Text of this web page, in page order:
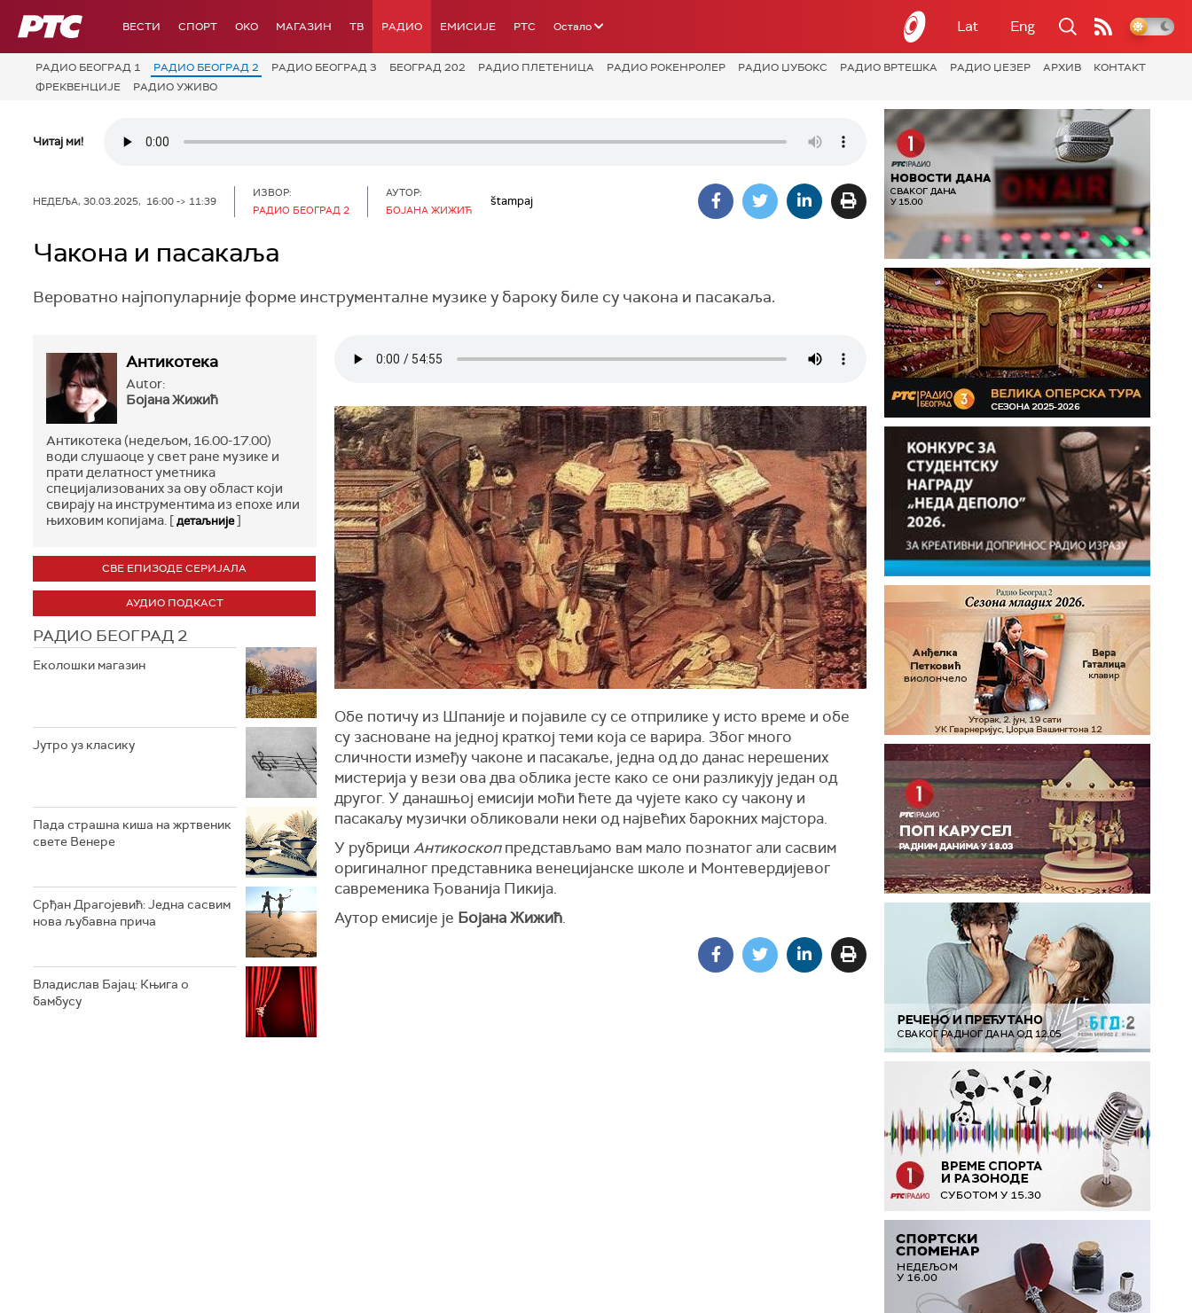
РТС ВЕСТИ СПОРТ OKO МАГАЗИН ТВ РАДИО ЕМИСИЈЕ РТС Остало Lat Eng
РАДИО БЕОГРАД 1 РАДИО БЕОГРАД 2 РАДИО БЕОГРАД 3 БЕОГРАД 202 РАДИО ПЛЕТЕНИЦА РАДИО РОКЕНРОЛЕР РАДИО ЏУБОКС РАДИО ВРТЕШКА РАДИО ЏЕЗЕР АРХИВ
КОНТАКТ
ФРЕКВЕНЦИЈЕ
РАДИО УЖИВО
Читај ми!
НЕДЕЉА, 30.03.2025, 16:00 -> 11:39
ИЗВОР:
РАДИО БЕОГРАД 2
АУТОР:
БОЈАНА ЖИЖИЋ
štampaj
Чакона и пасакаља
Вероватно најпопуларније форме инструменталне музике у бароку биле су чакона и пасакаља.
Антикотека
Autor:
Бојана Жижић
Антикотека (недељом, 16.00-17.00)
води слушаоце у свет ране музике и
прати делатност уметника
специјализованих за ову област који
свирају на инструментима из епохе или
њиховим копијама. [детаљније]
СВЕ ЕПИЗОДЕ СЕРИЈАЛА
АУДИО ПОДКАСТ
РАДИО БЕОГРАД 2
Еколошки магазин
Јутро уз класику
Пада страшна киша на жртвеник
свете Венере
Срђан Драгојевић: Једна сасвим
нова љубавна прича
Владислав Бајац: Књига о
бамбусу
Обе потичу из Шпаније и појавиле су се отприлике у исто време и обе
су засноване на једној краткој теми која се варира. Због много
сличности између чаконе и пасакаље, једна од до данас нерешених
мистерија у вези ова два облика јесте како се они разликују један од
другог. У данашњој емисији моћи ћете да чујете како су чакону и
пасакаљу музички обликовали неки од највећих барокних мајстора.
У рубрици Антикоскоппредстављамо вам мало познатог али сасвим
оригиналног представника венецијанске школе и Монтевердијевог
савременика Ђованија Пикија.
Аутор емисије је Бојана Жижић.